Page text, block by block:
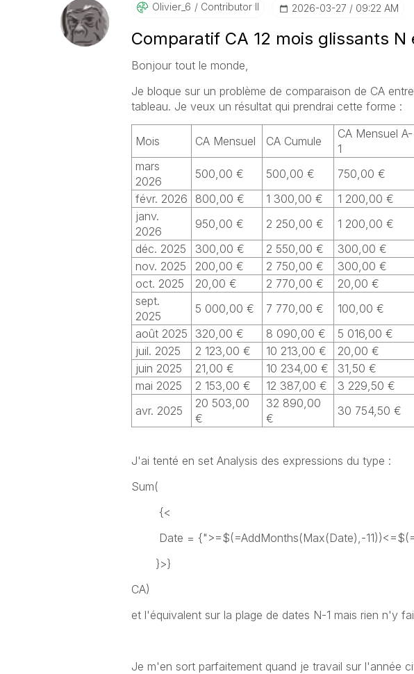
Olivier_6 Contributor II ‎2026-03-27 09:22 AM
Comparatif CA 12 mois glissants N
Bonjour tout le monde,
Je bloque sur un problème de comparaison de CA
tableau. Je veux un résultat qui prendrai cette forme :
Mois CA Mensuel CA Cumule
CA Mensuel A-
1
mars
2026
500,00 € 500,00 € 750,00 €
févr. 2026
800,00 € 1 300,00 € 1 200,00 €
janv.
2026
950,00 € 2 250,00 € 1 200,00 €
déc. 2025
300,00 € 2 550,00 € 300,00 €
nov. 2025
200,00 € 2 750,00 € 300,00 €
oct. 2025
20,00 € 2 770,00 € 20,00 €
sept.
2025
5 000,00 € 7 770,00 € 100,00 €
août 2025
320,00 € 8 090,00 € 5 016,00 €
juil. 2025
2 123,00 € 10 213,00 € 20,00 €
juin 2025
21,00 € 10 234,00 € 31,50 €
mai 2025
2 153,00 € 12 387,00 € 3 229,50 €
avr. 2025
20 503,00
€
32 890,00
€
30 754,50 €
J'ai tenté en set Analysis des expressions du type :
Sum(
{<
Date = {">=$(=AddMonths(Max(Date),-
}>}
CA)
et l'équivalent sur la plage de dates N-1 mais rien n'y
Je m'en sort parfaitement quand je travail sur l'année